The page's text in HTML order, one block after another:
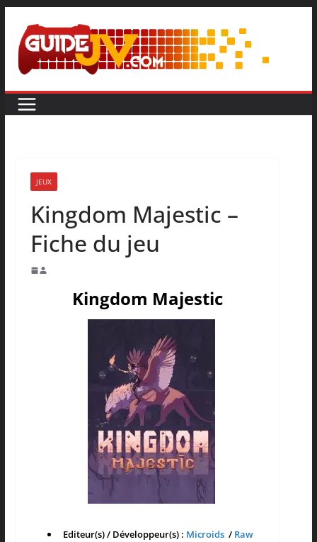
JEUX
Kingdom Majestic –
Fiche du jeu
Kingdom Majestic
Editeur(s) / Développeur(s) : Microids / Raw